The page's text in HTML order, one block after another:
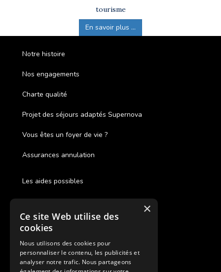
tourisme
En savoir plus ...
Notre histoire
Nos engagements
Charte qualité
Projet des séjours adaptés Supernova
Vous êtes un foyer de vie ?
Assurances annulation
Les aides possibles
Cash Back
Pour les fratries
Facebook Supernova
Instagram Supernova
×
Ce site Web utilise des
cookies
Nous utilisons des cookies pour
personnaliser le contenu, les publicités et
analyser notre trafic. Nous partageons